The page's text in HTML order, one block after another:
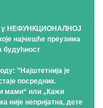
у НЕФУНКЦИОНАЛНОЈ
најчешће преузима
будућност
”Најштетнија је
посредник.
мами“ или „Кажи
није непријатна, дете